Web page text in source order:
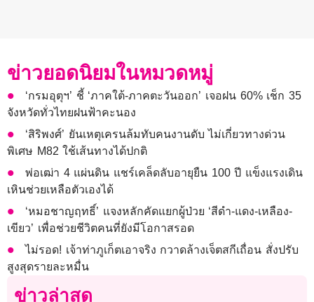
ข่าวยอดนิยมในหมวดหมู่
‘กรมอุตุฯ’ ชี้ ‘ภาคใต้-ภาคตะวันออก’ เจอฝน 60% เช็ก 35
จังหวัดทั่วไทยฝนฟ้าคะนอง
‘สิริพงศ์’ ยันเหตุเครนล้มทับคนงานดับ ไม่เกี่ยวทางด่วน
พิเศษ M82 ใช้เส้นทางได้ปกติ
พ่อเฒ่า 4 แผ่นดิน แชร์เคล็ดลับอายุยืน 100 ปี แข็งแรงเดิน
เหินช่วยเหลือตัวเองได้
‘หมอชาญฤทธิ์’ แจงหลักคัดแยกผู้ป่วย ‘สีดำ-แดง-เหลือง-
เขียว’ เพื่อช่วยชีวิตคนที่ยังมีโอกาสรอด
ไม่รอด! เจ้าท่าภูเก็ตเอาจริง กวาดล้างเจ็ตสกีเถื่อน สั่งปรับ
สูงสุดรายละหมื่น
ข่าวล่าสุด